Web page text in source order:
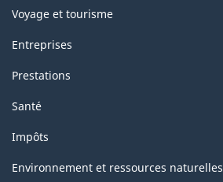
(selon
les
recommandations
concernant
les
statistiques
Voyage et tourisme
Entreprises
Prestations
Santé
Impôts
Environnement et ressources naturelles